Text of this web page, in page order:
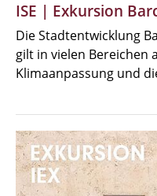
ISE | Exkursion
Die Stadtentwicklung
gilt in vielen Bereichen
Klimaanpassung und